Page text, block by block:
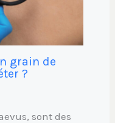
grain de
?
sont des